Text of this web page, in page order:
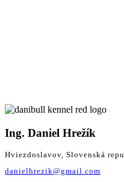
Ing. Daniel Hrežík
Hviezdoslavov, Slovenská
danielhrezik@gmail.com